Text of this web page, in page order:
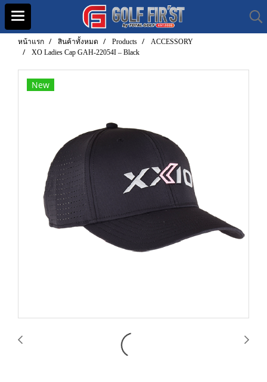
หน้าแรก สินค้าทั้งหมด Products
ACCESSORY
XO Ladies Cap GAH-22054I – Black
New